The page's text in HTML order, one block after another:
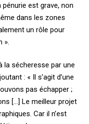
pénurie est grave, non
dans les zones
un rôle pour
».
la sécheresse par une
: « Il s’agit d’une
pas échapper ;
[…] Le meilleur projet
Car il n’est